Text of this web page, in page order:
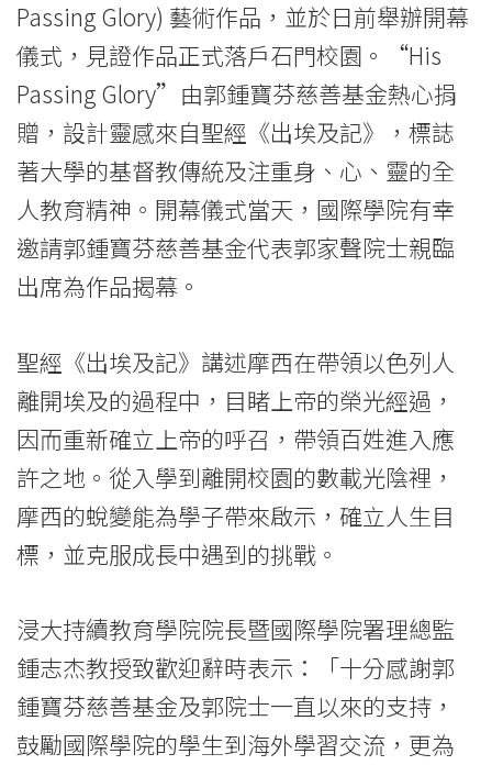
College
of
International
Education
Hong
Baptist
University
Passing Glory) 藝術作品，並於日前舉辦開幕
儀式，見證作品正式落戶石門校園。“His
Passing Glory”由郭鍾寶芬慈善基金熱心捐
贈，設計靈感來自聖經《出埃及記》，標誌
著大學的基督教傳統及注重身、心、靈的全
人教育精神。開幕儀式當天，國際學院有幸
邀請郭鍾寶芬慈善基金代表郭家聲院士親臨
出席為作品揭幕。
聖經《出埃及記》講述摩西在帶領以色列人
離開埃及的過程中，目睹上帝的榮光經過，
因而重新確立上帝的呼召，帶領百姓進入應
許之地。從入學到離開校園的數載光陰裡，
摩西的蛻變能為學子帶來啟示，確立人生目
標，並克服成長中遇到的挑戰。
浸大持續教育學院院長暨國際學院署理總監
鍾志杰教授致歡迎辭時表示：「十分感謝郭
鍾寶芬慈善基金及郭院士一直以來的支持，
鼓勵國際學院的學生到海外學習交流，更為